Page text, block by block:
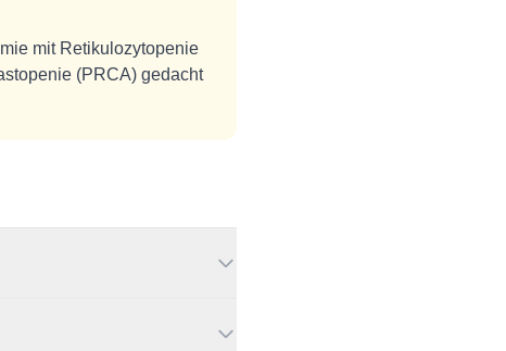
mit Retikulozytopenie
(PRCA) gedacht